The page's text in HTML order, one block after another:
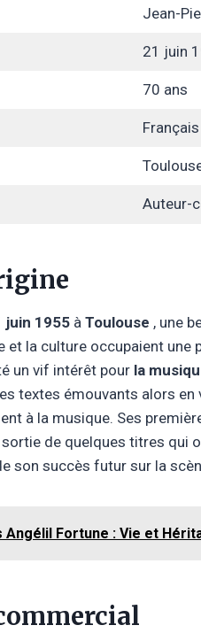
Jean-
21 juin
70 ans
Français
Auteur-
juin 1955 à Toulouse , une
et la culture occupaient
un vif intérêt pour la
textes émouvants alors en
à la musique. Ses
sortie de quelques titres qui
son succès futur sur la
Angélil Fortune : Vie et